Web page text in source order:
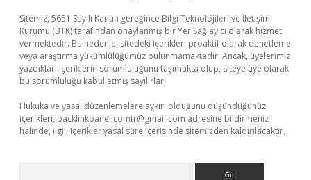
Sitemiz, 5651 Sayılı Kanun gereğince Bilgi Teknolojileri ve İletişim
Kurumu (BTK) tarafından onaylanmış bir Yer Sağlayıcı olarak hizmet
vermektedir. Bu nedenle, sitedeki içerikleri proaktif olarak denetleme
veya araştırma yükümlülüğümüz bulunmamaktadır. Ancak, üyelerimiz
yazdıkları içeriklerin sorumluluğunu taşımakta olup, siteye üye olarak
bu sorumluluğu kabul etmiş sayılırlar.
Hukuka ve yasal düzenlemelere aykırı olduğunu düşündüğünüz
içerikleri, backlinkpanelicomtr@gmail.com adresine bildirmeniz
halinde, ilgili içerikler yasal süre içerisinde sitemizden kaldırılacaktır.